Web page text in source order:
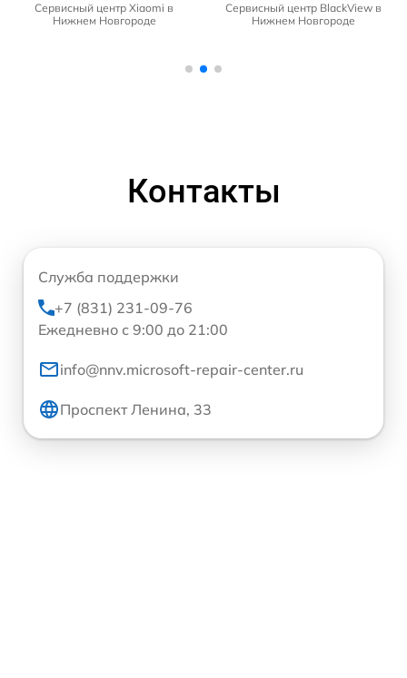
Сервисный центр Xiaomi в
Нижнем Новгороде
Сервисный центр BlackView в
Нижнем Новгороде
Контакты
Служба поддержки
+7 (831) 231-09-76
Ежедневно с 9:00 до 21:00
info@nnv.microsoft-repair-center.ru
Проспект Ленина, 33